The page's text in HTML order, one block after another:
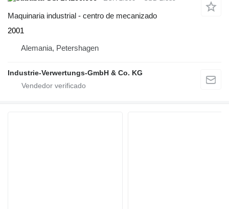
Maquinaria industrial - centro de mecanizado
2001
Alemania, Petershagen
Industrie-Verwertungs-GmbH & Co. KG